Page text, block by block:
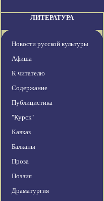
ЛИТЕРАТУРА
Новости русской культуры
Афиша
К читателю
Содержание
Публицистика
"Курск"
Кавказ
Балканы
Проза
Поэзия
Драматургия